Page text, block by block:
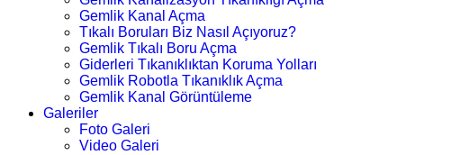
Gemlik Kanal Açma
Tıkalı Boruları Biz Nasıl Açıyoruz?
Gemlik Tıkalı Boru Açma
Giderleri Tıkanıklıktan Koruma Yolları
Gemlik Robotla Tıkanıklık Açma
Gemlik Kanal Görüntüleme
Galeriler
Foto Galeri
Video Galeri